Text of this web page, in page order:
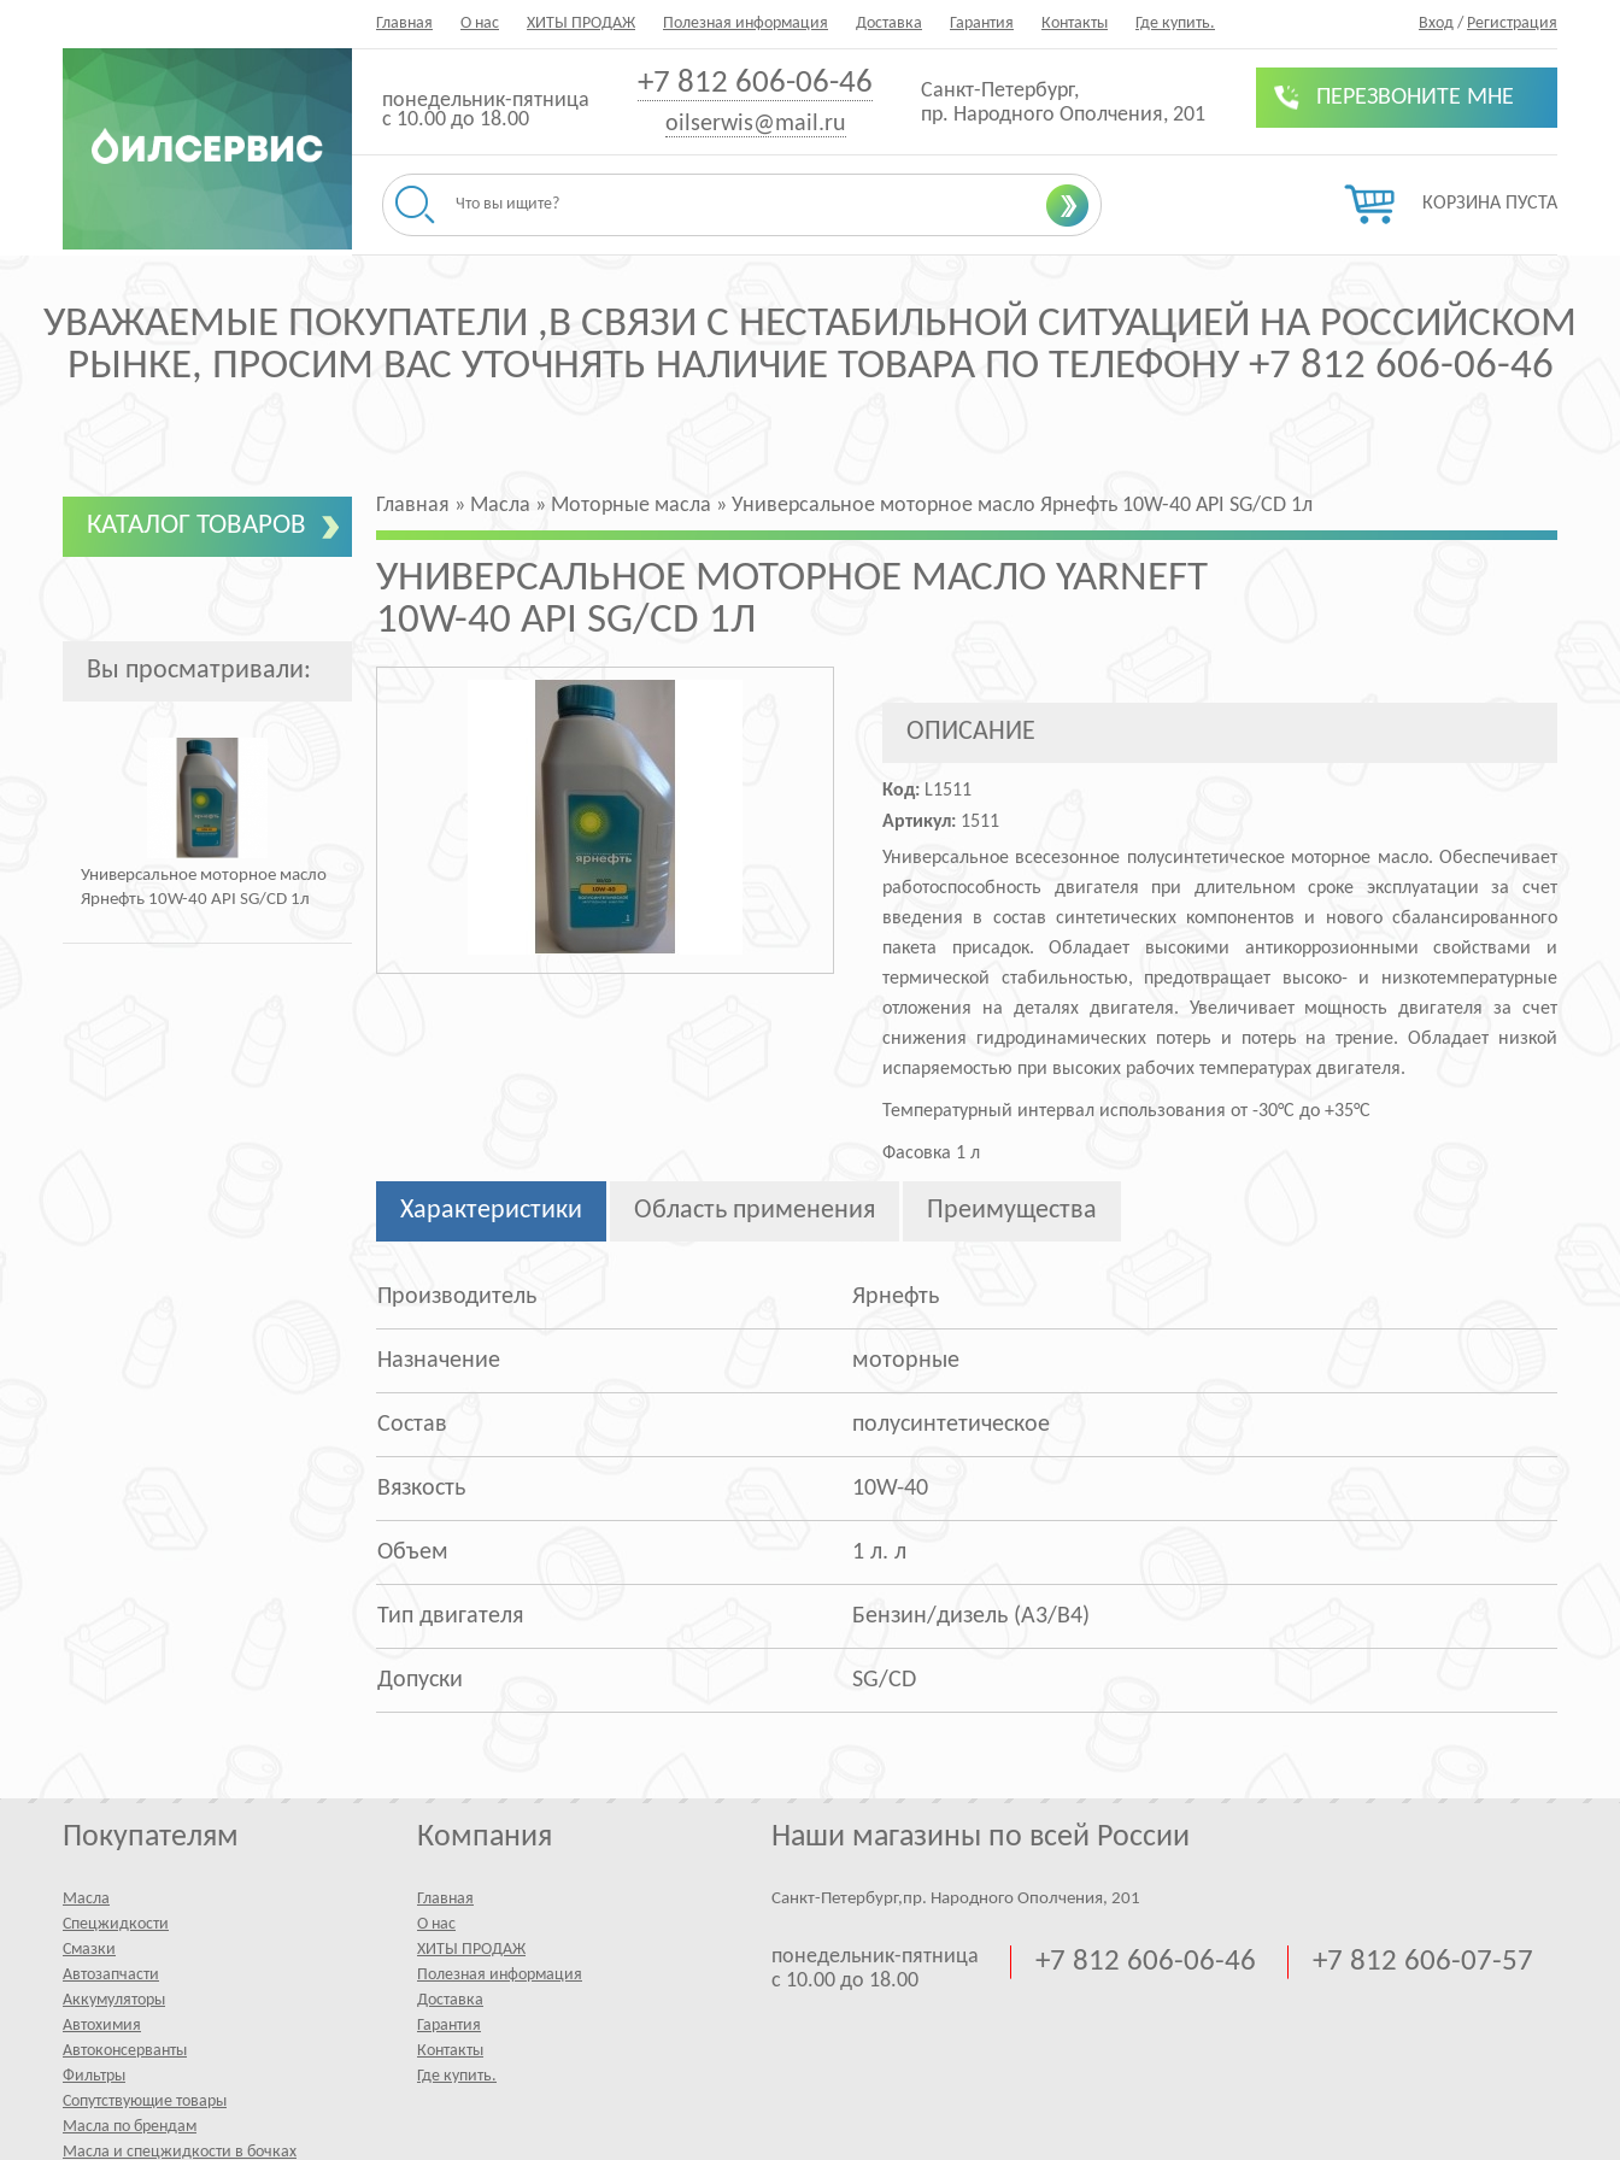
Главная О нас ХИТЫ ПРОДАЖ Полезная информация Доставка Гарантия Контакты Где купить. Вход / Регистрация
понедельник-пятница
с 10.00 до 18.00
+7 812 606-06-46
oilserwis@mail.ru
Санкт-Петербург,
пр. Народного Ополчения, 201
ПЕРЕЗВОНИТЕ МНЕ
КОРЗИНА ПУСТА
УВАЖАЕМЫЕ ПОКУПАТЕЛИ ,В СВЯЗИ С НЕСТАБИЛЬНОЙ СИТУАЦИЕЙ НА РОССИЙСКОМ
РЫНКЕ, ПРОСИМ ВАС УТОЧНЯТЬ НАЛИЧИЕ ТОВАРА ПО ТЕЛЕФОНУ +7 812 606-06-46
КАТАЛОГ ТОВАРОВ
Вы просматривали:
Универсальное моторное масло
Ярнефть 10W-40 API SG/CD 1л
Главная » Масла » Моторные масла » Универсальное моторное масло Ярнефть 10W-40 API SG/CD 1л
УНИВЕРСАЛЬНОЕ МОТОРНОЕ МАСЛО YARNEFT
10W-40 API SG/CD 1Л
ОПИСАНИЕ
Код: L1511
Артикул: 1511
Универсальное всесезонное полусинтетическое моторное масло. Обеспечивает
работоспособность двигателя при длительном сроке эксплуатации за счет
введения в состав синтетических компонентов и нового сбалансированного
пакета присадок. Обладает высокими антикоррозионными свойствами и
термической стабильностью, предотвращает высоко- и низкотемпературные
отложения на деталях двигателя. Увеличивает мощность двигателя за счет
снижения гидродинамических потерь и потерь на трение. Обладает низкой
испаряемостью при высоких рабочих температурах двигателя.
Температурный интервал использования от -30°С до +35°С
Фасовка 1 л
Характеристики Область применения Преимущества
Производитель Ярнефть
Назначение моторные
Состав полусинтетическое
Вязкость 10W-40
Объем 1 л. л
Тип двигателя Бензин/дизель (A3/B4)
Допуски SG/CD
Покупателям
Масла
Спецжидкости
Смазки
Автозапчасти
Аккумуляторы
Автохимия
Автоконсерванты
Фильтры
Сопутствующие товары
Масла по брендам
Масла и спецжидкости в бочках
Компания
Главная
О нас
ХИТЫ ПРОДАЖ
Полезная информация
Доставка
Гарантия
Контакты
Где купить.
Наши магазины по всей России
Санкт-Петербург,пр. Народного Ополчения, 201
понедельник-пятница
с 10.00 до 18.00
+7 812 606-06-46 +7 812 606-07-57